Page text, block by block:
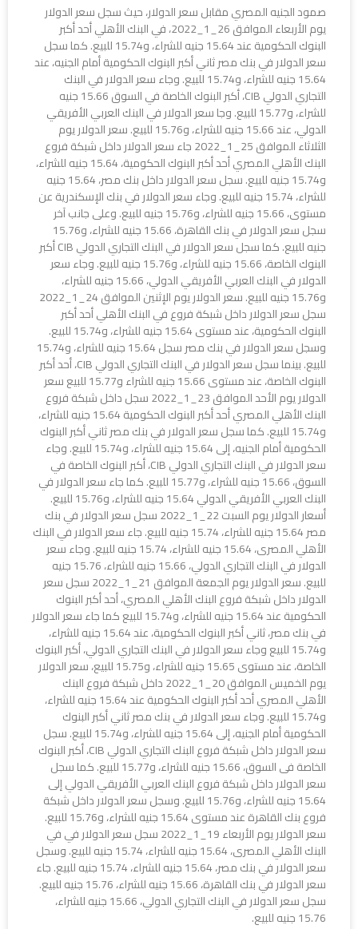
صمود الجنيه المصري مقابل سعر الدولار، حيث سجل سعر الدولار
يوم الأربعاء الموافق 26_1_2022، في البنك الأهلي أحد أكبر
البنوك الحكومية عند 15.64 جنيه للشراء، و15.74 للبيع. كما سجل
سعر الدولار في بنك مصر ثاني أكبر البنوك الحكومية أمام الجنيه، عند
15.64 جنيه للشراء، و15.74 للبيع. وجاء سعر الدولار في البنك
التجاري الدولي CIB، أكبر البنوك الخاصة في السوق 15.66 جنيه
للشراء، و15.77 للبيع. وجا سعر الدولار في البنك العربي الأفريقي
الدولي، عند 15.66 جنيه للشراء، و15.76 للبيع. سعر الدولار يوم
الثلاثاء الموافق 25_1_2022 جاء سعر الدولار داخل شبكة فروع
البنك الأهلي المصري أحد أكبر البنوك الحكومية، 15.64 جنيه للشراء،
و15.74 جنيه للبيع. سجل سعر الدولار داخل بنك مصر، 15.64 جنيه
للشراء، 15.74 جنيه للبيع. وجاء سعر الدولار في بنك الإسكندرية عن
مستوى، 15.66 جنيه للشراء، و15.76 جنيه للبيع. وعلى جانب آخر
سجل سعر الدولار في بنك القاهرة، 15.66 جنيه للشراء، و15.76
جنيه للبيع. كما سجل سعر الدولار في البنك التجاري الدولي CIB أكبر
البنوك الخاصة، 15.66 جنيه للشراء، و15.76 جنيه للبيع. وجاء سعر
الدولار في البنك العربي الأفريقي الدولي، 15.66 جنيه للشراء،
و15.76 جنيه للبيع. سعر الدولار يوم الإثنين الموافق 24_1_2022
سجل سعر الدولار داخل شبكة فروع في البنك الأهلي أحد أكبر
البنوك الحكومية، عند مستوى 15.64 جنيه للشراء، و15.74 للبيع.
وسجل سعر الدولار في بنك مصر سجل 15.64 جنيه للشراء، و15.74
للبيع. بينما سجل سعر الدولار في البنك التجاري الدولي CIB، أحد أكبر
البنوك الخاصة، عند مستوى 15.66 جنيه للشراء و15.77 للبيع سعر
الدولار يوم الأحد الموافق 23_1_2022 سجل داخل شبكة فروع
البنك الأهلي المصري أحد أكبر البنوك الحكومية 15.64 جنيه للشراء،
و15.74 للبيع. كما سجل سعر الدولار في بنك مصر ثاني أكبر البنوك
الحكومية أمام الجنيه، إلى 15.64 جنيه للشراء، و15.74 للبيع. وجاء
سعر الدولار في البنك التجاري الدولي CIB، أكبر البنوك الخاصة في
السوق، 15.66 جنيه للشراء، و15.77 للبيع. كما جاء سعر الدولار في
البنك العربي الأفريقي الدولي 15.64 جنيه للشراء، و15.76 للبيع.
أسعار الدولار يوم السبت 22_1_2022 سجل سعر الدولار في بنك
مصر 15.64 جنيه للشراء، 15.74 جنيه للبيع. جاء سعر الدولار في البنك
الأهلي المصرى، 15.64 جنيه للشراء، 15.74 جنيه للبيع. وجاء سعر
الدولار في البنك التجاري الدولي، 15.66 جنيه للشراء، 15.76 جنيه
للبيع. سعر الدولار يوم الجمعة الموافق 21_1_2022 سجل سعر
الدولار داخل شبكة فروع البنك الأهلي المصري، أحد أكبر البنوك
الحكومية عند 15.64 جنيه للشراء، و15.74 للبيع كما جاء سعر الدولار
في بنك مصر، ثاني أكبر البنوك الحكومية، عند 15.64 جنيه للشراء،
و15.74 للبيع وجاء سعر الدولار في البنك التجاري الدولي، أكبر البنوك
الخاصة، عند مستوى 15.65 جنيه للشراء، و15.75 للبيع، سعر الدولار
يوم الخميس الموافق 20_1_2022 داخل شبكة فروع البنك
الأهلي المصري أحد أكبر البنوك الحكومية عند 15.64 جنيه للشراء،
و15.74 للبيع. وجاء سعر الدولار في بنك مصر ثاني أكبر البنوك
الحكومية أمام الجنيه، إلى 15.64 جنيه للشراء، و15.74 للبيع. سجل
سعر الدولار داخل شبكة فروع البنك التجاري الدولي CIB، أكبر البنوك
الخاصة فى السوق، 15.66 جنيه للشراء، و15.77 للبيع. كما سجل
سعر الدولار داخل شبكة فروع البنك العربي الأفريقي الدولي إلى
15.64 جنيه للشراء، و15.76 للبيع. وسجل سعر الدولار داخل شبكة
فروع بنك القاهرة عند مستوى 15.64 جنيه للشراء، و15.76 للبيع.
سعر الدولار يوم الأربعاء 19_1_2022 سجل سعر الدولار في في
البنك الأهلي المصرى، 15.64 جنيه للشراء، 15.74 جنيه للبيع. وسجل
سعر الدولار في بنك مصر، 15.64 جنيه للشراء، 15.74 جنيه للبيع. جاء
سعر الدولار في بنك القاهرة، 15.66 جنيه للشراء، 15.76 جنيه للبيع.
سجل سعر الدولار في البنك التجاري الدولي، 15.66 جنيه للشراء،
15.76 جنيه للبيع.